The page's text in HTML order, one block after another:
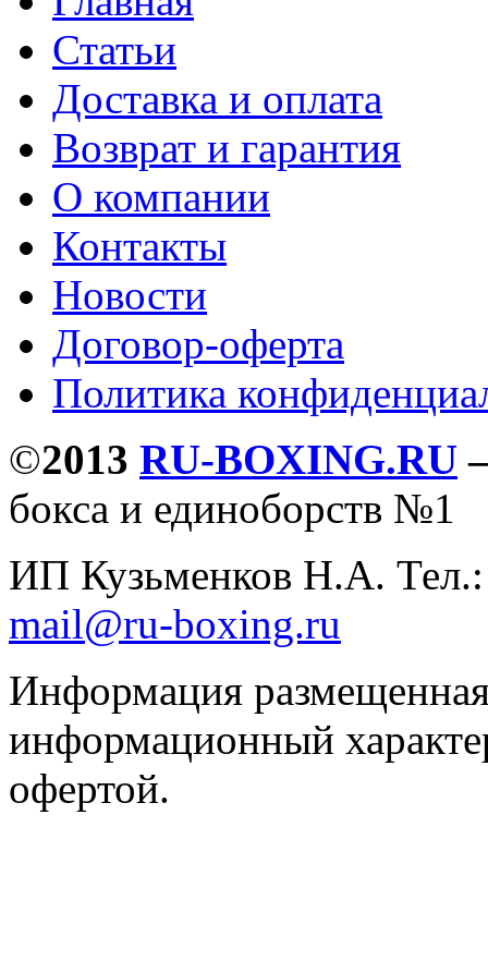
Статьи
Доставка и оплата
Возврат и гарантия
О компании
Контакты
Новости
Договор-оферта
Политика
©2013 RU-BOXING.RU
бокса и единоборств №1
ИП Кузьменков Н.А.
mail@ru-boxing.ru
Информация
информационный
офертой.